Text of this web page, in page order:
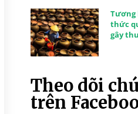
Tương
thức
gây
Theo dõi
trên